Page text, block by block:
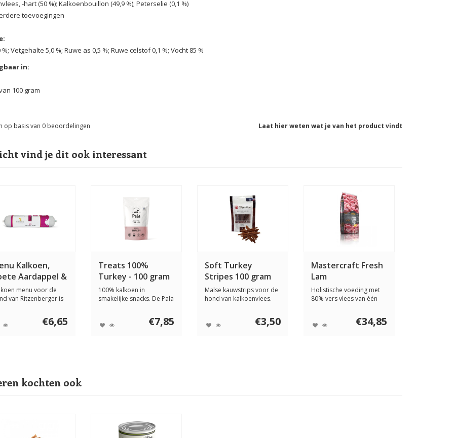
-hart (50 %); Kalkoenbouillon (49,9 %); Peterselie (0,1 %)
toevoegingen
%; Vetgehalte 5,0 %; Ruwe as 0,5 %; Ruwe celstof 0,1 %; Vocht 85 %
in:
100 gram
Laat hier weten wat je van het product vindt
op basis van 0 beoordelingen
vind je dit ook interessant
Kalkoen,
Aardappel &
2 x 400
menu voor de
van Ritzenberger is
€6,65
Treats 100%
Turkey - 100 gram
100% kalkoen in
smakelijke snacks. De Pala
€7,85
Soft Turkey
Stripes 100 gram
Malse kauwstrips voor de
hond van kalkoenvlees.
€3,50
Mastercraft Fresh
Lam
Holistische voeding met
80% vers vlees van één
€34,85
kochten ook